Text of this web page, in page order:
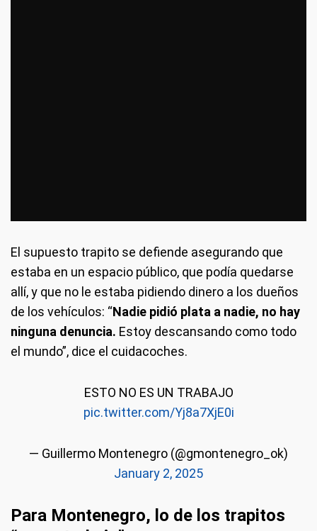
El supuesto trapito se defiende asegurando que
estaba en un espacio público, que podía quedarse
allí, y que no le estaba pidiendo dinero a los dueños
de los vehículos: “Nadie pidió plata a nadie, no hay
ninguna denuncia. Estoy descansando como todo
el mundo”, dice el cuidacoches.
ESTO NO ES UN TRABAJO
pic.twitter.com/Yj8a7XjE0i
— Guillermo Montenegro (@gmontenegro_ok)
January 2, 2025
Para Montenegro, lo de los trapitos